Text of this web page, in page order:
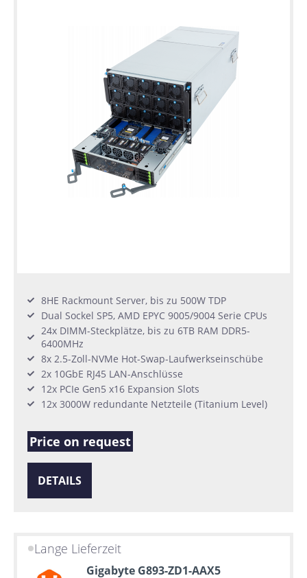
8HE Rackmount Server, bis zu 500W TDP
Dual Sockel SP5, AMD EPYC 9005/9004 Serie CPUs
24x DIMM-Steckplätze, bis zu 6TB RAM DDR5-
6400MHz
8x 2.5-Zoll-NVMe Hot-Swap-Laufwerkseinschübe
2x 10GbE RJ45 LAN-Anschlüsse
12x PCIe Gen5 x16 Expansion Slots
12x 3000W redundante Netzteile (Titanium Level)
Price on request
DETAILS
Lange Lieferzeit
Gigabyte G893-ZD1-AAX5